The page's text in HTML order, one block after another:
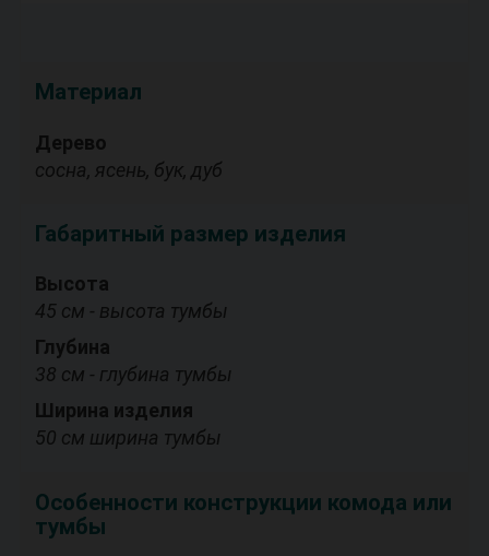
Материал
Дерево
сосна, ясень, бук, дуб
Габаритный размер изделия
Высота
45 см - высота тумбы
Глубина
38 см - глубина тумбы
Ширина изделия
50 см ширина тумбы
Особенности конструкции комода или
тумбы